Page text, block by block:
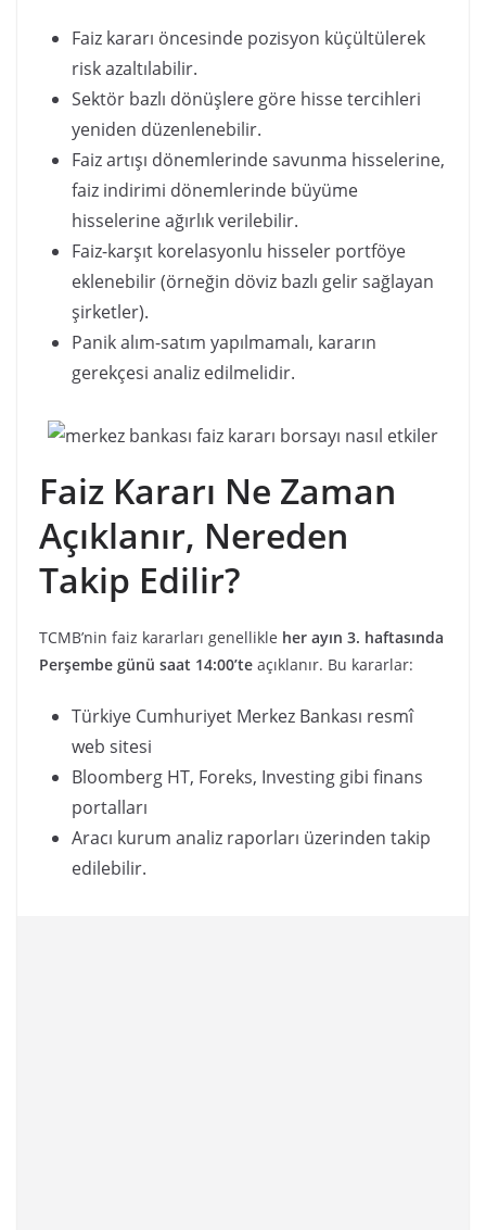
Faiz kararı öncesinde pozisyon küçültülerek
risk azaltılabilir.
Sektör bazlı dönüşlere göre hisse tercihleri
yeniden düzenlenebilir.
Faiz artışı dönemlerinde savunma hisselerine,
faiz indirimi dönemlerinde büyüme
hisselerine ağırlık verilebilir.
Faiz-karşıt korelasyonlu hisseler portföye
eklenebilir (örneğin döviz bazlı gelir sağlayan
şirketler).
Panik alım-satım yapılmamalı, kararın
gerekçesi analiz edilmelidir.
Faiz Kararı Ne Zaman
Açıklanır, Nereden
Takip Edilir?
TCMB’nin faiz kararları genellikle her ayın 3. haftasında
Perşembe günü saat 14:00’te açıklanır. Bu kararlar:
Türkiye Cumhuriyet Merkez Bankası resmî
web sitesi
Bloomberg HT, Foreks, Investing gibi finans
portalları
Aracı kurum analiz raporları üzerinden takip
edilebilir.